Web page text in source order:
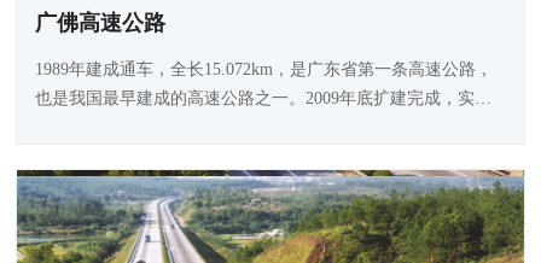
广佛高速公路
1989年建成通车，全长15.072km，是广东省第一条高速公路，
也是我国最早建成的高速公路之一。2009年底扩建完成，实现